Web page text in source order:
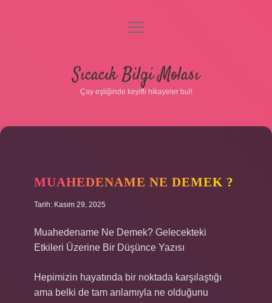
Gizlilik Politikası
Hakkımızda
menüyü
Sıcacık Bilgi Molası
Çay eşliğinde keyifli hikayeler bul!
MUAHEDENAME NE DEMEK ?
Tarih: Kasım 29, 2025
Muahedename Ne Demek? Gelecekteki
Etkileri Üzerine Bir Düşünce Yazısı
Hepimizin hayatında bir noktada karşılaştığı
ama belki de tam anlamıyla ne olduğunu